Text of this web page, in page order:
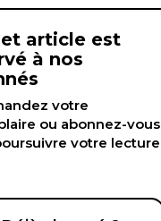
article est
à nos
votre
ou abonnez-vous
votre lecture